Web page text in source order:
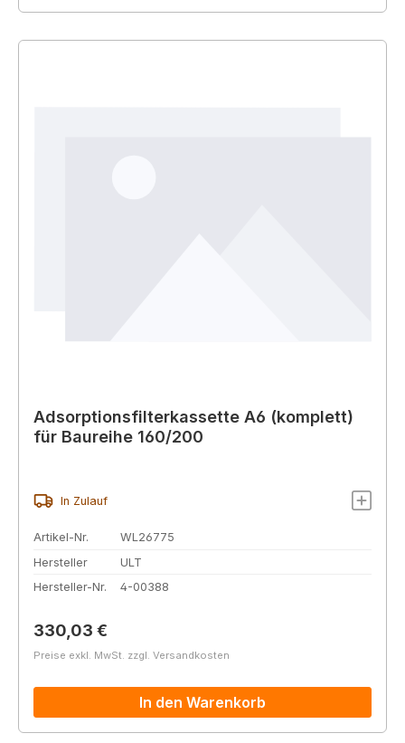
Adsorptionsfilterkassette A6 (komplett)
für Baureihe 160/200
In Zulauf
Artikel-Nr.
WL26775
Hersteller
ULT
Hersteller-Nr.
4-00388
Regulärer Preis:
330,03 €
Preise exkl. MwSt. zzgl. Versandkosten
In den Warenkorb